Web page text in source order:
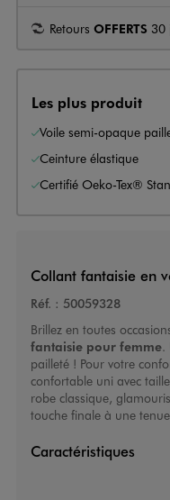
Retours OFFERTS 30
Les plus produit
Voile semi-opaque
Ceinture élastique
Certifié Oeko-Tex®
Collant fantaisie en
Réf. : 50059328
Brillez en toutes
fantaisie pour femme.
pailleté ! Pour votre
confortable uni avec
robe classique,
touche finale à une
Caractéristiques